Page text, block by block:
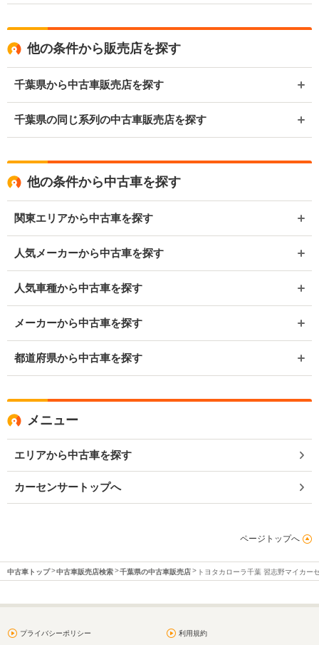
他の条件から販売店を探す
千葉県から中古車販売店を探す
千葉県の同じ系列の中古車販売店を探す
他の条件から中古車を探す
関東エリアから中古車を探す
人気メーカーから中古車を探す
人気車種から中古車を探す
メーカーから中古車を探す
都道府県から中古車を探す
メニュー
エリアから中古車を探す
カーセンサートップへ
ページトップへ
中古車トップ 中古車販売店検索 千葉県の中古車販売店 トヨタカローラ千葉 習志野マイカー
プライバシーポリシー 利用規約